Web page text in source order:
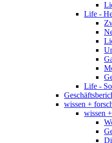
Life -
Life -
wissen +
wissen